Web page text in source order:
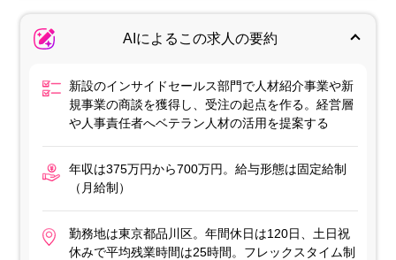
AIによるこの求人の要約
新設のインサイドセールス部門で人材紹介事業や新
規事業の商談を獲得し、受注の起点を作る。経営層
や人事責任者へベテラン人材の活用を提案する
年収は375万円から700万円。給与形態は固定給制
（月給制）
勤務地は東京都品川区。年間休日は120日、土日祝
休みで平均残業時間は25時間。フレックスタイム制